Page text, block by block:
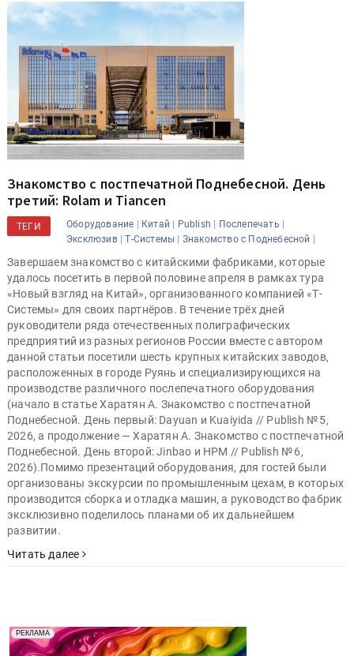
Знакомство с постпечатной Поднебесной. День
третий: Rolam и Tiancen
ТЕГИ Оборудование | Китай | Publish | Послепечать |
Эксклюзив|Т-Системы | Знакомство с Поднебесной |
Завершаем знакомство с китайскими фабриками, которые
удалось посетить в первой половине апреля в рамках тура
«Новый взгляд на Китай», организованного компанией «Т-
Системы» для своих партнёров. В течение трёх дней
руководители ряда отечественных полиграфических
предприятий из разных регионов России вместе с автором
данной статьи посетили шесть крупных китайских заводов,
расположенных в городе Руянь и специализирующихся на
производстве различного послепечатного оборудования
(начало в статье Харатян А. Знакомство с постпечатной
Поднебесной. День первый: Dayuan и Kuaiyida // Publish № 5,
2026, а продолжение — Харатян А. Знакомство с постпечатной
Поднебесной. День второй: Jinbao и HPM // Publish № 6,
2026).Помимо презентаций оборудования, для гостей были
организованы экскурсии по промышленным цехам, в которых
производится сборка и отладка машин, а руководство фабрик
эксклюзивно поделилось планами об их дальнейшем
развитии.
Читать далее
РЕКЛАМА
Реклама. Рекламодатель ООО "Передовые Системы
Печати" erid: 2SDnjd2d4Qz